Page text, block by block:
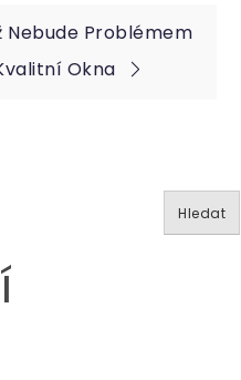
Nebude Problémem
Okna
Hledat